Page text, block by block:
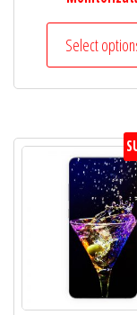
Select